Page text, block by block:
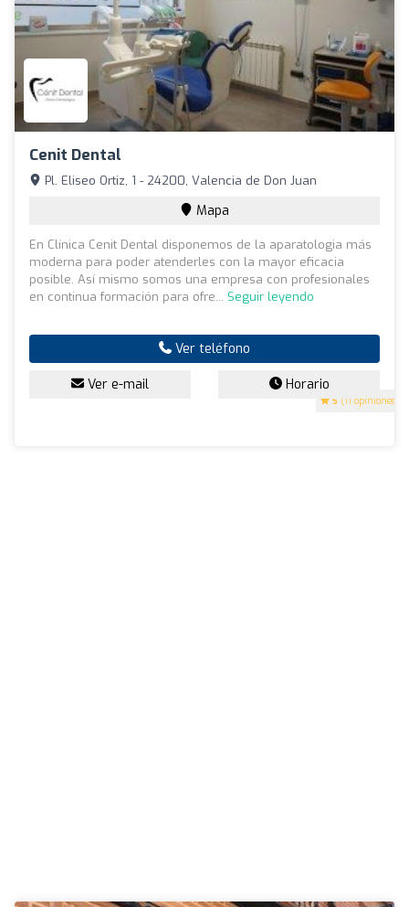
Cenit Dental
5 (11 opiniones)
Pl. Eliseo Ortiz, 1 - 24200, Valencia de Don Juan
Mapa
En Clínica Cenit Dental disponemos de la aparatologia más
moderna para poder atenderles con la mayor eficacia
posible. Así mismo somos una empresa con profesionales
en continua formación para ofre... Seguir leyendo
Ver teléfono
Ver e-mail Horario